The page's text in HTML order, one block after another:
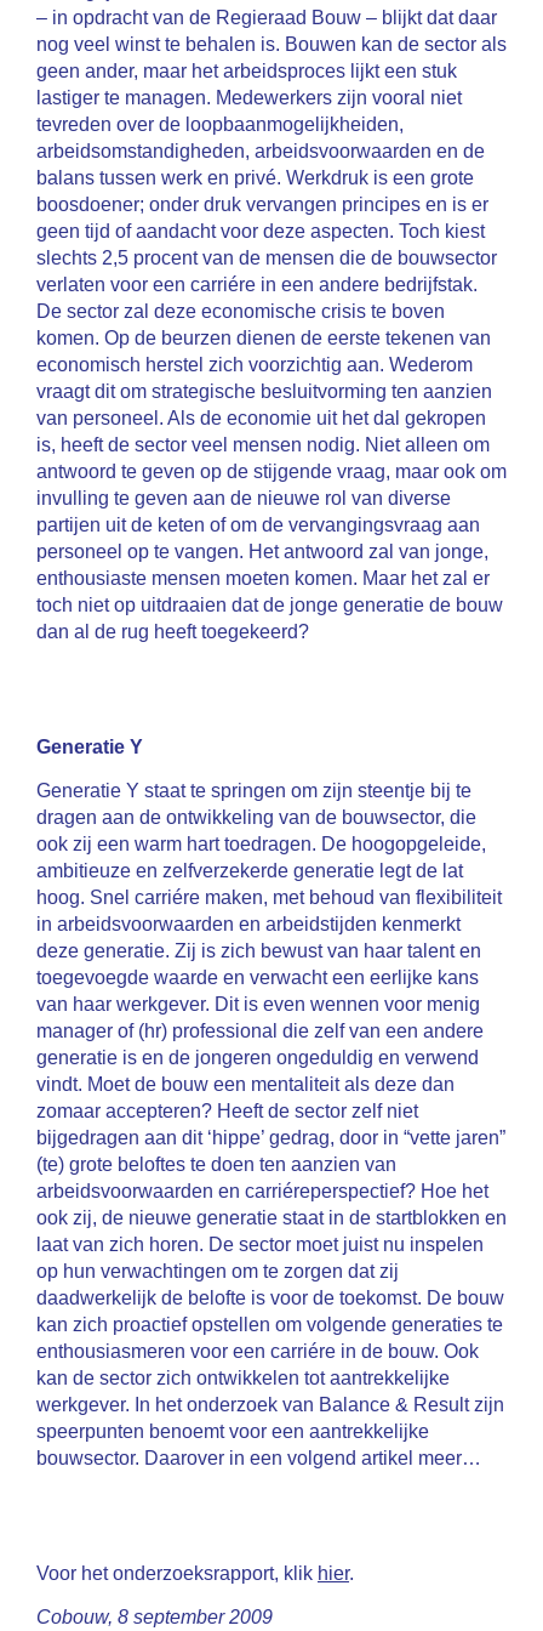
– in opdracht van de Regieraad Bouw – blijkt dat daar
nog veel winst te behalen is. Bouwen kan de sector als
geen ander, maar het arbeidsproces lijkt een stuk
lastiger te managen. Medewerkers zijn vooral niet
tevreden over de loopbaanmogelijkheiden,
arbeidsomstandigheden, arbeidsvoorwaarden en de
balans tussen werk en privé. Werkdruk is een grote
boosdoener; onder druk vervangen principes en is er
geen tijd of aandacht voor deze aspecten. Toch kiest
slechts 2,5 procent van de mensen die de bouwsector
verlaten voor een carriére in een andere bedrijfstak.
De sector zal deze economische crisis te boven
komen. Op de beurzen dienen de eerste tekenen van
economisch herstel zich voorzichtig aan. Wederom
vraagt dit om strategische besluitvorming ten aanzien
van personeel. Als de economie uit het dal gekropen
is, heeft de sector veel mensen nodig. Niet alleen om
antwoord te geven op de stijgende vraag, maar ook om
invulling te geven aan de nieuwe rol van diverse
partijen uit de keten of om de vervangingsvraag aan
personeel op te vangen. Het antwoord zal van jonge,
enthousiaste mensen moeten komen. Maar het zal er
toch niet op uitdraaien dat de jonge generatie de bouw
dan al de rug heeft toegekeerd?
Generatie Y
Generatie Y staat te springen om zijn steentje bij te
dragen aan de ontwikkeling van de bouwsector, die
ook zij een warm hart toedragen. De hoogopgeleide,
ambitieuze en zelfverzekerde generatie legt de lat
hoog. Snel carriére maken, met behoud van flexibiliteit
in arbeidsvoorwaarden en arbeidstijden kenmerkt
deze generatie. Zij is zich bewust van haar talent en
toegevoegde waarde en verwacht een eerlijke kans
van haar werkgever. Dit is even wennen voor menig
manager of (hr) professional die zelf van een andere
generatie is en de jongeren ongeduldig en verwend
vindt. Moet de bouw een mentaliteit als deze dan
zomaar accepteren? Heeft de sector zelf niet
bijgedragen aan dit ‘hippe’ gedrag, door in “vette jaren”
(te) grote beloftes te doen ten aanzien van
arbeidsvoorwaarden en carriéreperspectief? Hoe het
ook zij, de nieuwe generatie staat in de startblokken en
laat van zich horen. De sector moet juist nu inspelen
op hun verwachtingen om te zorgen dat zij
daadwerkelijk de belofte is voor de toekomst. De bouw
kan zich proactief opstellen om volgende generaties te
enthousiasmeren voor een carriére in de bouw. Ook
kan de sector zich ontwikkelen tot aantrekkelijke
werkgever. In het onderzoek van Balance & Result zijn
speerpunten benoemt voor een aantrekkelijke
bouwsector. Daarover in een volgend artikel meer…
Voor het onderzoeksrapport, klik hier.
Cobouw, 8 september 2009